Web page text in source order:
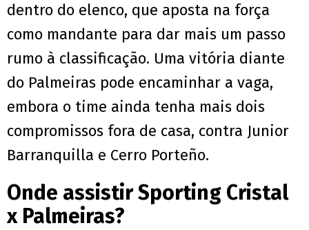
dentro do elenco, que aposta na força
como mandante para dar mais um passo
rumo à classificação. Uma vitória diante
do Palmeiras pode encaminhar a vaga,
embora o time ainda tenha mais dois
compromissos fora de casa, contra Junior
Barranquilla e Cerro Porteño.
Onde assistir Sporting Cristal
x Palmeiras?